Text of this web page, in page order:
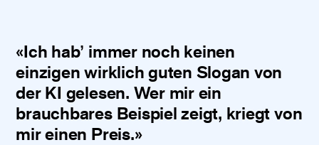
«Ich hab’ immer noch keinen
einzigen wirklich guten Slogan von
der KI gelesen. Wer mir ein
brauchbares Beispiel zeigt, kriegt von
mir einen Preis.»